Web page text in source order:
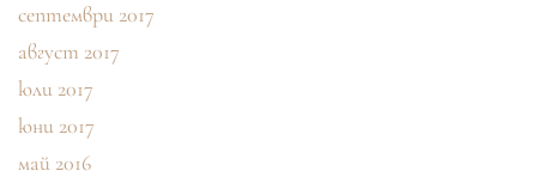
септември 2017
август 2017
юли 2017
юни 2017
май 2016